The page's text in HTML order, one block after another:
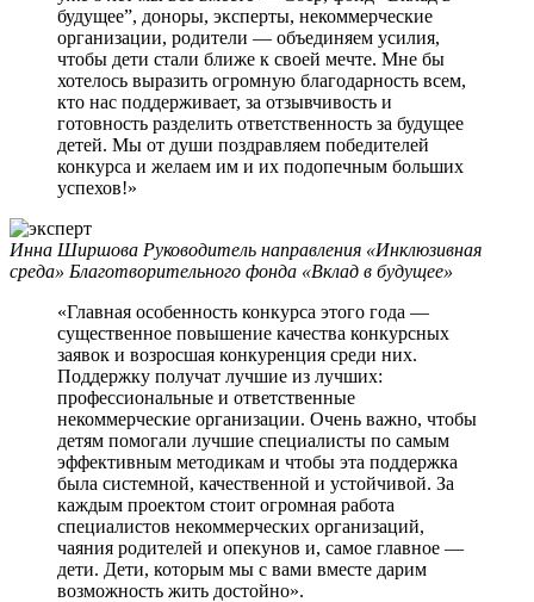
будущее”, доноры, эксперты, некоммерческие
организации, родители — объединяем усилия,
чтобы дети стали ближе к своей мечте. Мне бы
хотелось выразить огромную благодарность всем,
кто нас поддерживает, за отзывчивость и
готовность разделить ответственность за будущее
детей. Мы от души поздравляем победителей
конкурса и желаем им и их подопечным больших
успехов!»
Инна Ширшова Руководитель направления «Инклюзивная
среда» Благотворительного фонда «Вклад в будущее»
«Главная особенность конкурса этого года —
существенное повышение качества конкурсных
заявок и возросшая конкуренция среди них.
Поддержку получат лучшие из лучших:
профессиональные и ответственные
некоммерческие организации. Очень важно, чтобы
детям помогали лучшие специалисты по самым
эффективным методикам и чтобы эта поддержка
была системной, качественной и устойчивой. За
каждым проектом стоит огромная работа
специалистов некоммерческих организаций,
чаяния родителей и опекунов и, самое главное —
дети. Дети, которым мы с вами вместе дарим
возможность жить достойно».